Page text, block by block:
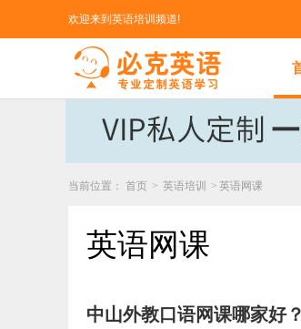
欢迎来到英语培训频道!
当前位置： 首页 > 英语培训 > 英语网课
英语网课
中山外教口语网课哪家好